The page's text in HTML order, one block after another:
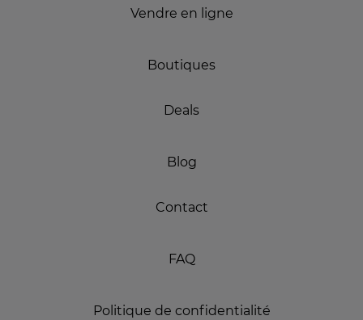
Vendre en ligne
Boutiques
Deals
Blog
Contact
FAQ
Politique de confidentialité